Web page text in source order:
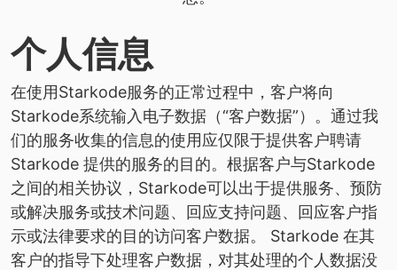
个人信息
在使用Starkode服务的正常过程中，客户将向
Starkode系统输入电子数据（“客户数据”）。通过我
们的服务收集的信息的使用应仅限于提供客户聘请
Starkode 提供的服务的目的。根据客户与Starkode
之间的相关协议，Starkode可以出于提供服务、预防
或解决服务或技术问题、回应支持问题、回应客户指
示或法律要求的目的访问客户数据。 Starkode 在其
客户的指导下处理客户数据，对其处理的个人数据没